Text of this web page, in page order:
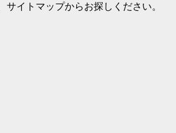
サイトマップからお探しください。